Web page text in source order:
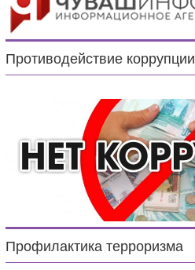
Противодействие коррупции
Профилактика терроризма